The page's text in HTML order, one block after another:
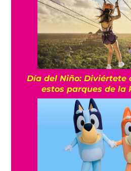
Día del Niño: Diviértete
estos parques de la